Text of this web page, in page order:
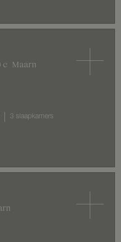
c Maarn
3 slaapkamers